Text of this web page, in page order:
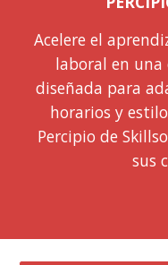
Acelere el
laboral en
diseñada para
horarios y
Percipio de
sus